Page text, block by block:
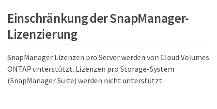
Einschränkung der SnapManager-
Lizenzierung
SnapManager Lizenzen pro Server werden von Cloud Volumes
ONTAP unterstützt. Lizenzen pro Storage-System
(SnapManager Suite) werden nicht unterstützt.